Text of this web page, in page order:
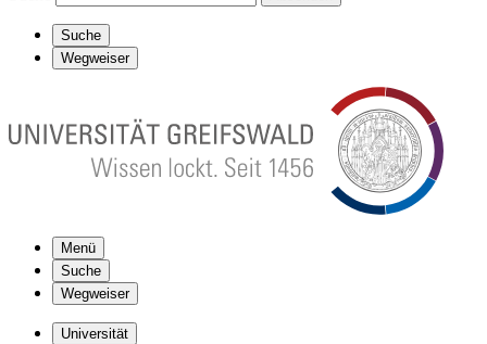
Suche
Wegweiser
Menü
Suche
Wegweiser
Universität